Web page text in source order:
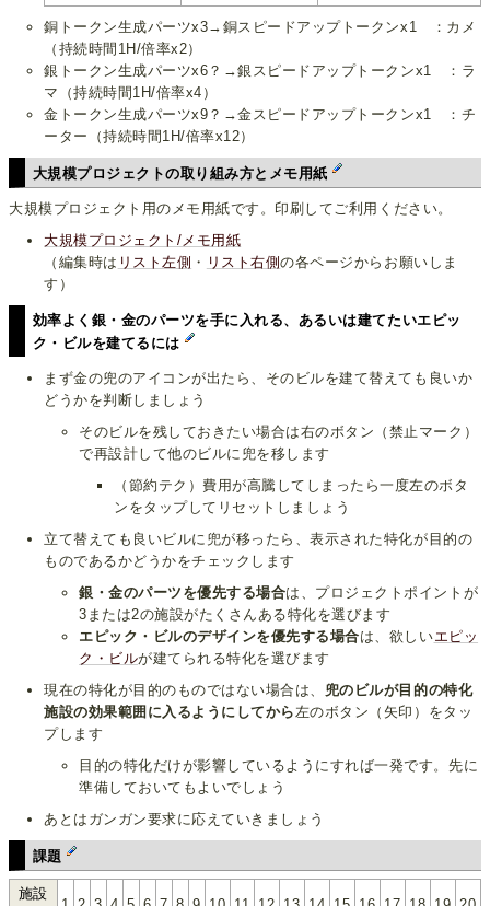
銅トークン生成パーツx3→銅スピードアップトークンx1 ：カメ
（持続時間1H/倍率x2）
銀トークン生成パーツx6？→銀スピードアップトークンx1 ：ラ
マ（持続時間1H/倍率x4）
金トークン生成パーツx9？→金スピードアップトークンx1 ：チ
ーター（持続時間1H/倍率x12）
大規模プロジェクトの取り組み方とメモ用紙
大規模プロジェクト用のメモ用紙です。印刷してご利用ください。
大規模プロジェクト/メモ用紙
（編集時は リスト左側 ・ リスト右側の各ページからお願いしま
す）
効率よく銀・金のパーツを手に入れる、あるいは建てたいエピッ
ク・ビルを建てるには
まず金の兜のアイコンが出たら、そのビルを建て替えても良いか
どうかを判断しましょう
そのビルを残しておきたい場合は右のボタン（禁止マーク）
で再設計して他のビルに兜を移します
（節約テク）費用が高騰してしまったら一度左のボタ
ンをタップしてリセットしましょう
立て替えても良いビルに兜が移ったら、表示された特化が目的の
ものであるかどうかをチェックします
銀・金のパーツを優先する場合は、プロジェクトポイントが
3または2の施設がたくさんある特化を選びます
エピック・ビルのデザインを優先する場合は、欲しいエピッ
ク・ビルが建てられる特化を選びます
現在の特化が目的のものではない場合は、 兜のビルが目的の特化
施設の効果範囲に入るようにしてから左のボタン（矢印）をタッ
プします
目的の特化だけが影響しているようにすれば一発です。先に
準備しておいてもよいでしょう
あとはガンガン要求に応えていきましょう
課題
施設